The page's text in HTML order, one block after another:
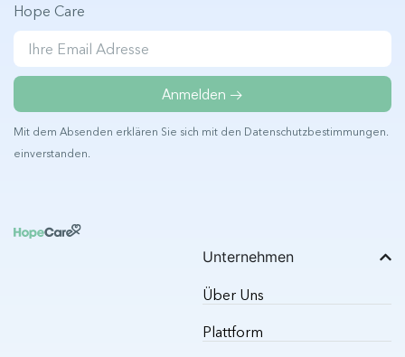
Hope Care
Anmelden →
Mit dem Absenden erklären Sie sich mit den Datenschutzbestimmungen.
einverstanden.
Unternehmen
Über Uns
Plattform